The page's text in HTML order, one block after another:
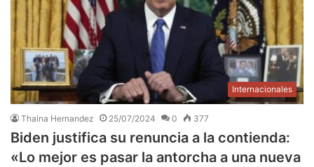
Internacionales
Thaina Hernandez 25/07/2024 0 377
Biden justifica su renuncia a la contienda:
«Lo mejor es pasar la antorcha a una nueva